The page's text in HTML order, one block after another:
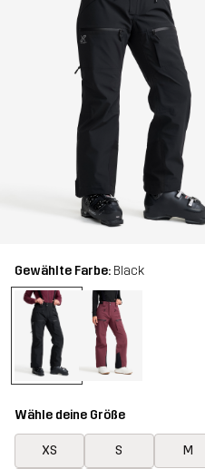
Gewählte Farbe: Black
Wähle deine Größe
XS S M